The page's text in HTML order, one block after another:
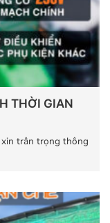
THỜI GIAN
xin trân trọng thông